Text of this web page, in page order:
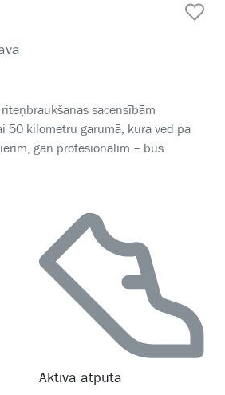
sacensībām
50 kilometru garumā, kura ved pa
gan profesionālim – būs
Aktīva atpūta